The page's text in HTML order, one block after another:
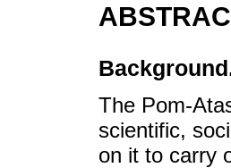
The Pom-
scientific,
on it to carry